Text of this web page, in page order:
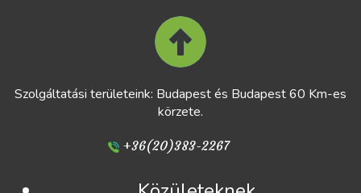
Szolgáltatási területeink: Budapest és Budapest 60 Km-es
körzete.
+36(20)383-2267